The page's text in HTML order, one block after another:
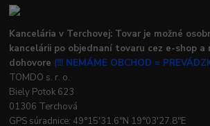
Kancelária v Terchovej: Tovar je možné
kancelárii po objednaní tovaru cez e-shop
dohovore (!!! NEMÁME OBCHOD =
TOMDO s. r. o.
Biely Potok 623
01306 Terchová
GPS súradnice: 49°15'31.6"N 19°03'27.8"E